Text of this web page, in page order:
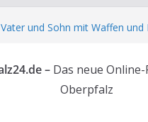
Vater und Sohn mit Waffen
Audi prallt gegen
Ortsumgehung Waldershof ist
Deutsch-amerikanischer
– Das neue
Oberpfalz